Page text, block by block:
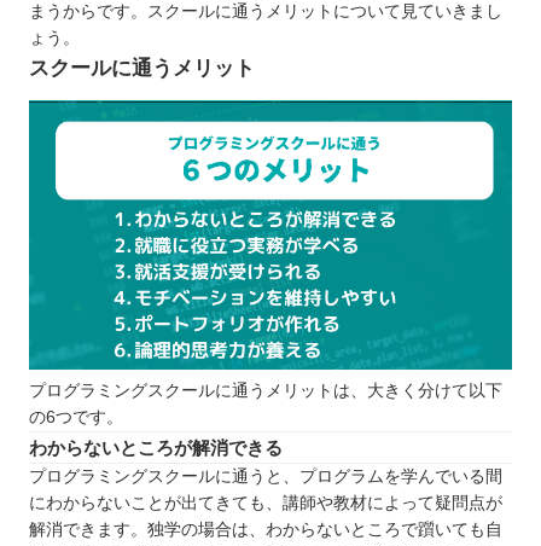
TECH CAMP
SAMURAI ENGINEER
TechAcademy
techgym
プログラミングスクールで利用できる教育訓練給付
金とは？
教育訓練給付金とは？
教育訓練給付金の対象者
教育訓練給付金利用の流れ
まとめ：広島でのプログラミングはスクールで学ぼ
う！
自分の住んでるエリアでプログラミングスクールを
探したい⭐️
北海道 / 東北
まうからです。スクールに通うメリットについて見ていきまし
ょう。
スクールに通うメリット
プログラミングスクールに通うメリットは、大きく分けて以下
の6つです。
わからないところが解消できる
プログラミングスクールに通うと、プログラムを学んでいる間
にわからないことが出てきても、講師や教材によって疑問点が
解消できます。独学の場合は、わからないところで躓いても自